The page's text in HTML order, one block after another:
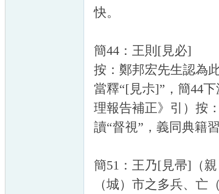
快。
簡44：王則[見必]
按：鄭邦宏先生認為
當釋“[見尗]”，簡44
理報告補正》引）按
讀“督視”，義同典籍
簡51：王乃[見帚]（
（城）市之多兵、亡